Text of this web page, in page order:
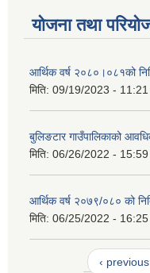
योजना तथा
आर्थिक वर्ष २०८०।०८१को
मिति: 09/19/2023 - 11:21
बुलिङटार गाउँपालिकाको
मिति: 06/26/2022 - 15:59
आर्थिक वर्ष २०७९/०८० को
मिति: 06/25/2022 - 16:25
‹ previous